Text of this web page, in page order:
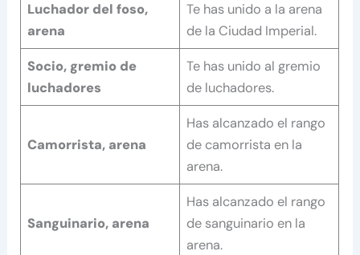
Luchador del foso,
arena
Te has unido a la arena
de la Ciudad Imperial.
Socio, gremio de
luchadores
Te has unido al gremio
de luchadores.
Camorrista, arena
Has alcanzado el rango
de camorrista en la
arena.
Sanguinario, arena
Has alcanzado el rango
de sanguinario en la
arena.